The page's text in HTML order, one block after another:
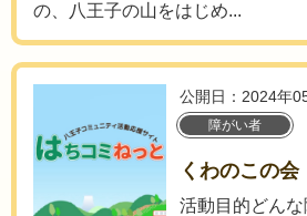
の、八王子の山をはじめ...
公開日：2024年
障がい者
くわのこの会
活動目的どん